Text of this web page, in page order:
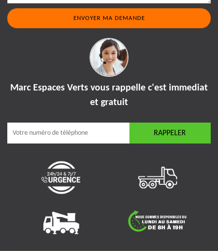
Marc Espaces Verts vous rappelle c'est immediat
et gratuit